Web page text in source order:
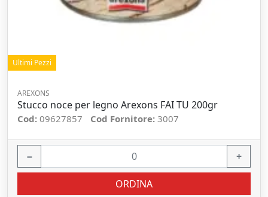
Ultimi Pezzi
AREXONS
Stucco noce per legno Arexons FAI TU 200gr
Cod: 09627857 Cod Fornitore: 3007
− +
ORDINA